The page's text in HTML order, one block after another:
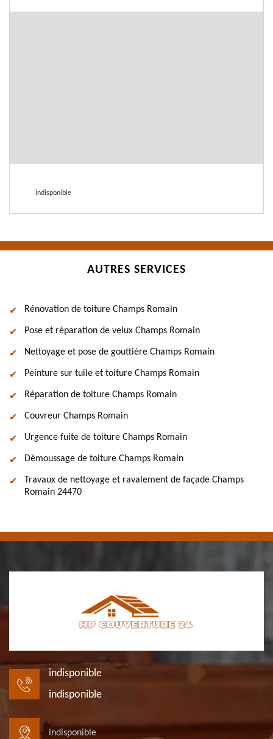
indisponible
AUTRES SERVICES
Rénovation de toiture Champs Romain
Pose et réparation de velux Champs Romain
Nettoyage et pose de gouttière Champs Romain
Peinture sur tuile et toiture Champs Romain
Réparation de toiture Champs Romain
Couvreur Champs Romain
Urgence fuite de toiture Champs Romain
Démoussage de toiture Champs Romain
Travaux de nettoyage et ravalement de façade Champs
Romain 24470
indisponible
indisponible
indisponible